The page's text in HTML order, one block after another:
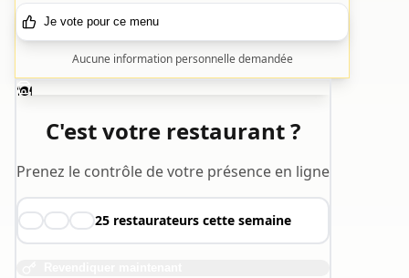
Je vote pour ce menu
Aucune information personnelle demandée
🍽️
C'est votre restaurant ?
Prenez le contrôle de votre présence en ligne
👨‍🍳 👩‍🍳 🧑‍🍳25 restaurateurs cette semaine